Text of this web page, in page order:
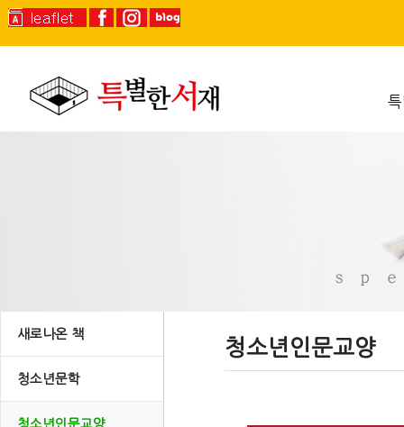
새로나온 책
청소년문학
청소년인문교양
청소년인문교양